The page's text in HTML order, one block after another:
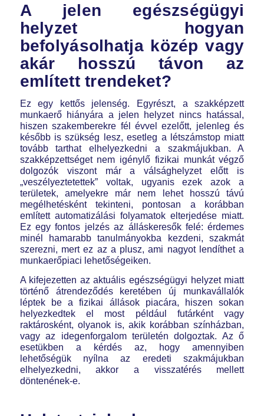
A jelen egészségügyi
helyzet hogyan
befolyásolhatja közép vagy
akár hosszú távon az
említett trendeket?
Ez egy kettős jelenség. Egyrészt, a szakképzett
munkaerő hiányára a jelen helyzet nincs hatással,
hiszen szakemberekre fél évvel ezelőtt, jelenleg és
később is szükség lesz, esetleg a létszámstop miatt
tovább tarthat elhelyezkedni a szakmájukban. A
szakképzettséget nem igénylő fizikai munkát végző
dolgozók viszont már a válsághelyzet előtt is
„veszélyeztetettek” voltak, ugyanis ezek azok a
területek, amelyekre már nem lehet hosszú távú
megélhetésként tekinteni, pontosan a korábban
említett automatizálási folyamatok elterjedése miatt.
Ez egy fontos jelzés az álláskeresők felé: érdemes
minél hamarabb tanulmányokba kezdeni, szakmát
szerezni, mert ez az a plusz, ami nagyot lendíthet a
munkaerőpiaci lehetőségeiken.
A kifejezetten az aktuális egészségügyi helyzet miatt
történő átrendeződés keretében új munkavállalók
léptek be a fizikai állások piacára, hiszen sokan
helyezkedtek el most például futárként vagy
raktárosként, olyanok is, akik korábban színházban,
vagy az idegenforgalom területén dolgoztak. Az ő
esetükben a kérdés az, hogy amennyiben
lehetőségük nyílna az eredeti szakmájukban
elhelyezkedni, akkor a visszatérés mellett
döntenének-e.